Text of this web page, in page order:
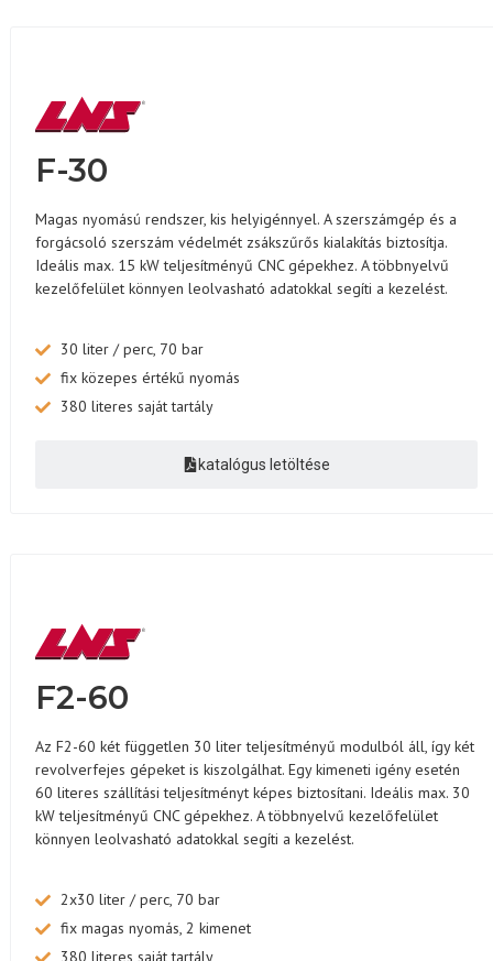
F-30
Magas nyomású rendszer, kis helyigénnyel. A szerszámgép és a
forgácsoló szerszám védelmét zsákszűrős kialakítás biztosítja.
Ideális max. 15 kW teljesítményű CNC gépekhez. A többnyelvű
kezelőfelület könnyen leolvasható adatokkal segíti a kezelést.
30 liter / perc, 70 bar
fix közepes értékű nyomás
380 literes saját tartály
katalógus letöltése
F2-60
Az F2-60 két független 30 liter teljesítményű modulból áll, így két
revolverfejes gépeket is kiszolgálhat. Egy kimeneti igény esetén
60 literes szállítási teljesítményt képes biztosítani. Ideális max. 30
kW teljesítményű CNC gépekhez. A többnyelvű kezelőfelület
könnyen leolvasható adatokkal segíti a kezelést.
2x30 liter / perc, 70 bar
fix magas nyomás, 2 kimenet
380 literes saját tartály